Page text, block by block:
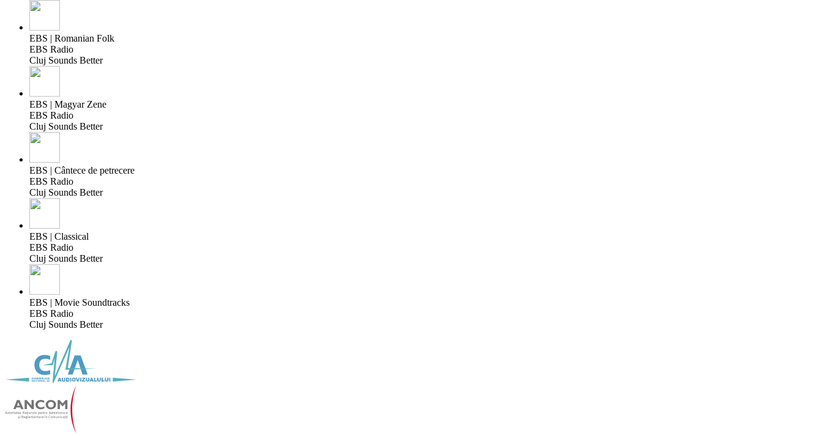
EBS | Romanian Folk
EBS Radio
Cluj Sounds Better
EBS | Magyar Zene
EBS Radio
Cluj Sounds Better
EBS | Cântece de petrecere
EBS Radio
Cluj Sounds Better
EBS | Classical
EBS Radio
Cluj Sounds Better
EBS | Movie Soundtracks
EBS Radio
Cluj Sounds Better